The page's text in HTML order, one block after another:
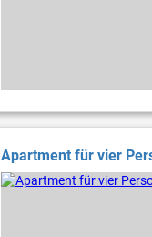
Apartment für vier